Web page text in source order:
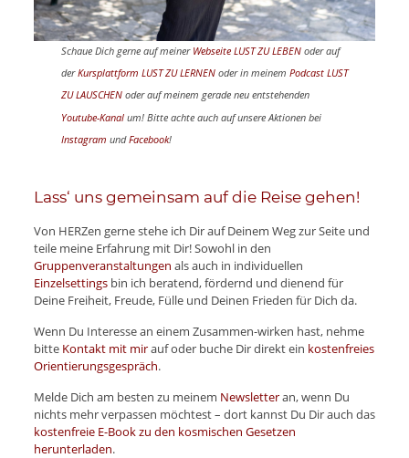
Schaue Dich gerne auf meiner Webseite LUST ZU LEBENoder auf
derKursplattform LUST ZU LERNENoder in meinem Podcast LUST
ZU LAUSCHENoder auf meinem gerade neu entstehenden
Youtube-Kanal um! Bitte achte auch auf unsere Aktionen bei
Instagram undFacebook!
Lass‘ uns gemeinsam auf die Reise gehen!
Von HERZen gerne stehe ich Dir auf Deinem Weg zur Seite und
teile meine Erfahrung mit Dir! Sowohl in den
Gruppenveranstaltungen als auch in individuellen
Einzelsettingsbin ich beratend, fördernd und dienend für
Deine Freiheit, Freude, Fülle und Deinen Frieden für Dich da.
Wenn Du Interesse an einem Zusammen-wirken hast, nehme
bitte Kontakt mit mirauf oder buche Dir direkt ein kostenfreies
Orientierungsgespräch.
Melde Dich am besten zu meinem Newsletteran, wenn Du
nichts mehr verpassen möchtest – dort kannst Du Dir auch das
kostenfreie E-Book zu den kosmischen Gesetzen
herunterladen.